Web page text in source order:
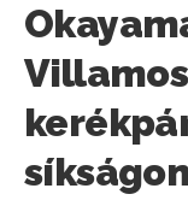
síkságon